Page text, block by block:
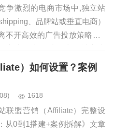
争激烈的电商市场中,独立站
、品牌站或垂直电商）
不开高效的广告投放策略，F
广告作为全球最大的社交广
一，拥有庞大的用户群体和精
）如何设置？案例
1618
联盟营销（Affiliate）完整设
从0到1搭建+案例拆解》文章